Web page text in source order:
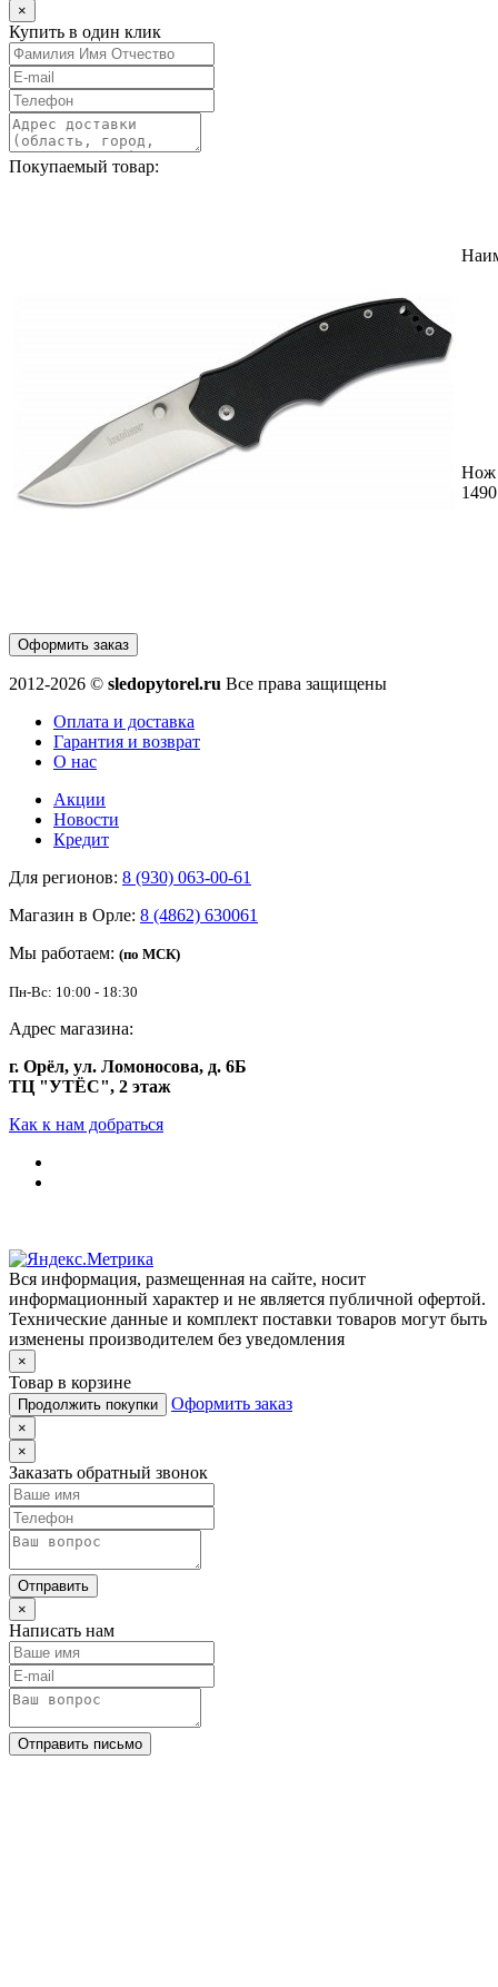
×
Купить в один клик
Покупаемый товар:
Нож
Оформить заказ
2012-2026 © sledopytorel.ru Все права защищены
Оплата и доставка
Гарантия и возврат
О нас
Акции
Новости
Кредит
Для регионов: 8 (930) 063-00-61
Магазин в Орле: 8 (4862) 630061
Мы работаем: (по МСК)
Пн-Вс: 10:00 - 18:30
Адрес магазина:
г. Орёл, ул. Ломоносова, д. 6Б
ТЦ "УТЁС", 2 этаж
Как к нам добраться
Вся информация, размещенная на сайте, носит
информационный характер и не является публичной офертой.
Технические данные и комплект поставки товаров могут быть
изменены производителем без уведомления
×
Товар в корзине
Продолжить покупки Оформить заказ
×
×
Заказать обратный звонок
Отправить
×
Написать нам
Отправить письмо